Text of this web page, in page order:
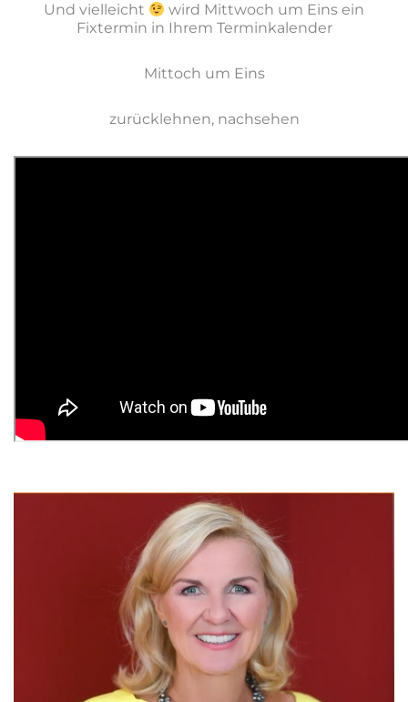
Und vielleicht
wird Mittwoch um Eins ein
Fixtermin in Ihrem Terminkalender
Mittoch um Eins
zurücklehnen, nachsehen